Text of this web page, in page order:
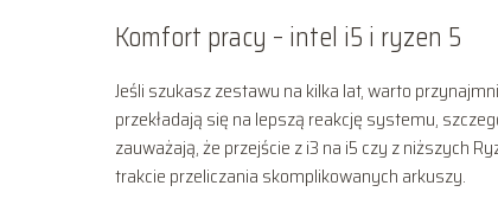
Komfort pracy – intel i5 i ryzen 5
Jeśli szukasz zestawu na kilka lat, warto
przekładają się na lepszą reakcję systemu,
zauważają, że przejście z i3 na i5 czy z niższych
trakcie przeliczania skomplikowanych arkuszy.